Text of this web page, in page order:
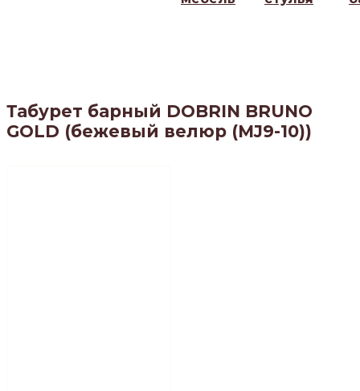
Табурет барный DOBRIN BRUNO
GOLD (бежевый велюр (MJ9-10))